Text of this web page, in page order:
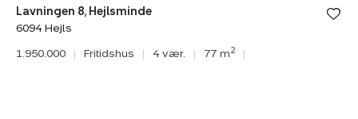
Lavningen 8, Hejlsminde
6094 Hejls
1.950.000
| Fritidshus | 4 vær. | 77 m2 |